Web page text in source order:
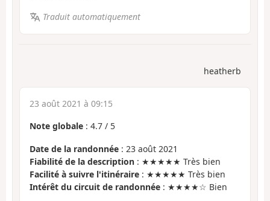
Traduit automatiquement
heatherb
23 août 2021 à 09:15
Note globale : 4.7 / 5
Date de la randonnée : 23 août 2021
Fiabilité de la description : ★★★★★ Très bien
Facilité à suivre l'itinéraire : ★★★★★ Très bien
Intérêt du circuit de randonnée : ★★★★☆ Bien